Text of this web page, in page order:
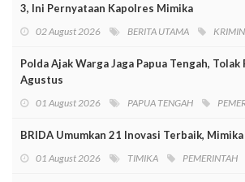
3, Ini Pernyataan Kapolres Mimika
02 August 2026 BERITA UTAMA
Polda Ajak Warga Jaga Papua Tengah,
Agustus
01 August 2026 PAPUA TENGAH
BRIDA Umumkan 21 Inovasi Terbaik,
01 August 2026 TIMIKA PEMERINTAH